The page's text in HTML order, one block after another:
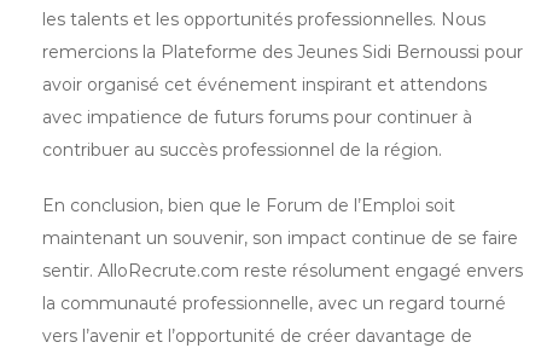
les talents et les opportunités professionnelles. Nous
remercions la Plateforme des Jeunes Sidi Bernoussi pour
avoir organisé cet événement inspirant et attendons
avec impatience de futurs forums pour continuer à
contribuer au succès professionnel de la région.
En conclusion, bien que le Forum de l’Emploi soit
maintenant un souvenir, son impact continue de se faire
sentir. AlloRecrute.com reste résolument engagé envers
la communauté professionnelle, avec un regard tourné
vers l’avenir et l’opportunité de créer davantage de